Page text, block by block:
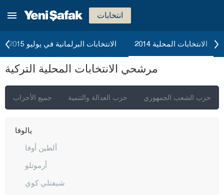
انتخابات
الانتخابات البرلمانية في يوليو 2015 الانتخابات المحلية 2014
مرشحي الانتخابات المحلية التركية
جميع الأحزاب حزب العدالة والتنمية حزب الشعب الجمهوري
تكيرداغ
طرابزون
طونجالي
فان
يالوفا
ألطين أوفا
أرموتلو
شيفتلي كوي